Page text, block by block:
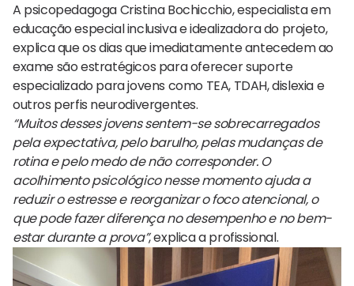
A psicopedagoga Cristina Bochicchio, especialista em
educação especial inclusiva e idealizadora do projeto,
explica que os dias que imediatamente antecedem ao
exame são estratégicos para oferecer suporte
especializado para jovens como TEA, TDAH, dislexia e
outros perfis neurodivergentes.
“Muitos desses jovens sentem-se sobrecarregados
pela expectativa, pelo barulho, pelas mudanças de
rotina e pelo medo de não corresponder. O
acolhimento psicológico nesse momento ajuda a
reduzir o estresse e reorganizar o foco atencional, o
que pode fazer diferença no desempenho e no bem-
estar durante a prova”, explica a profissional.